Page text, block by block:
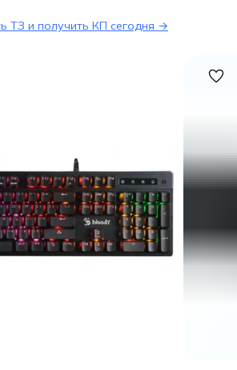
ТЗ и получить КП сегодня →